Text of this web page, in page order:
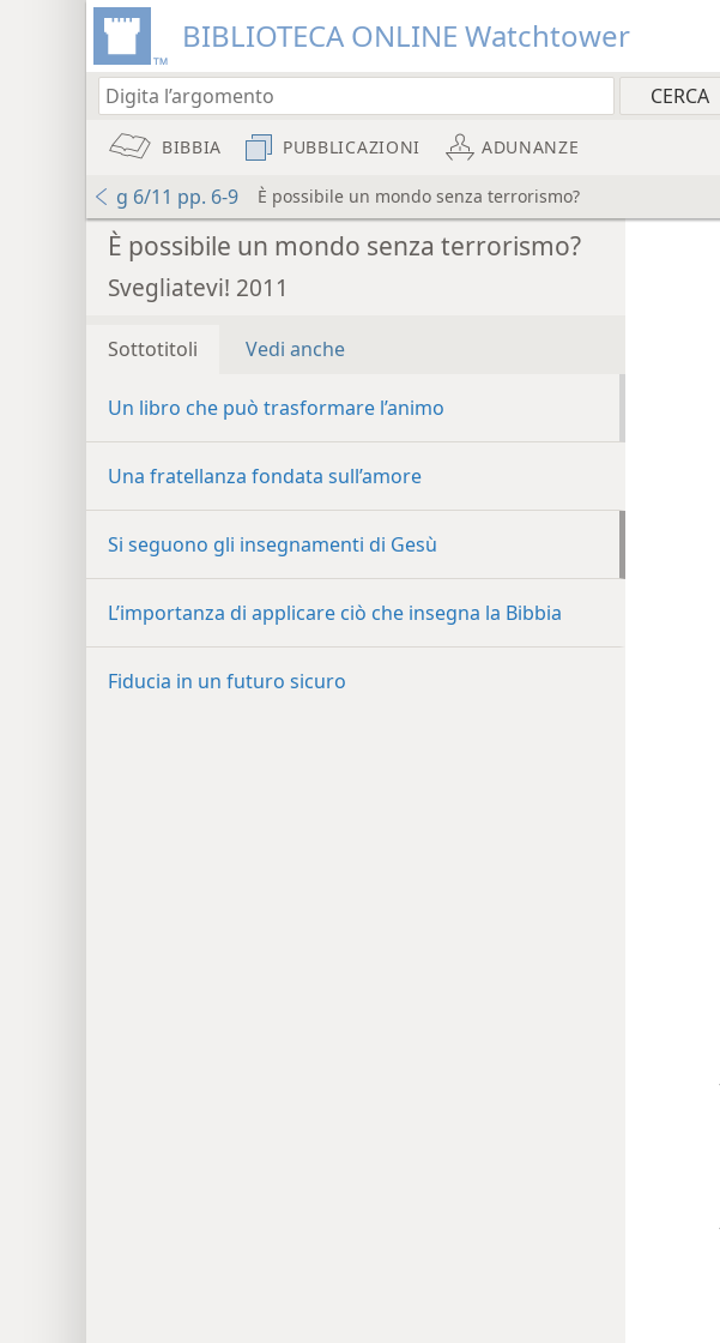
BIBLIOTECA ONLINE Watchtower
BIBBIA PUBBLICAZIONI ADUNANZE
g 6/11 pp. 6-9 È possibile un mondo senza terrorismo?
È possibile un mondo senza terrorismo?
Svegliatevi! 2011
Sottotitoli Vedi anche
Un libro che può trasformare l’animo
Una fratellanza fondata sull’amore
Si seguono gli insegnamenti di Gesù
L’importanza di applicare ciò che insegna la Bibbia
Fiducia in un futuro sicuro